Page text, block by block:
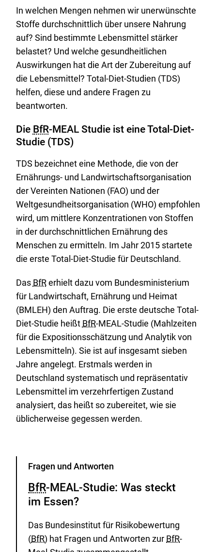
In welchen Mengen nehmen wir unerwünschte
Stoffe durchschnittlich über unsere Nahrung
auf? Sind bestimmte Lebensmittel stärker
belastet? Und welche gesundheitlichen
Auswirkungen hat die Art der Zubereitung auf
die Lebensmittel? Total-Diet-Studien (TDS)
helfen, diese und andere Fragen zu
beantworten.
Die BfR-MEAL Studie ist eine Total-Diet-
Studie (TDS)
TDS bezeichnet eine Methode, die von der
Ernährungs- und Landwirtschaftsorganisation
der Vereinten Nationen (FAO) und der
Weltgesundheitsorganisation (WHO) empfohlen
wird, um mittlere Konzentrationen von Stoffen
in der durchschnittlichen Ernährung des
Menschen zu ermitteln. Im Jahr 2015 startete
die erste Total-Diet-Studie für Deutschland.
Das BfRerhielt dazu vom Bundesministerium
für Landwirtschaft, Ernährung und Heimat
(BMLEH) den Auftrag. Die erste deutsche Total-
Diet-Studie heißt BfR-MEAL-Studie (Mahlzeiten
für die Expositionsschätzung und Analytik von
Lebensmitteln). Sie ist auf insgesamt sieben
Jahre angelegt. Erstmals werden in
Deutschland systematisch und repräsentativ
Lebensmittel im verzehrfertigen Zustand
analysiert, das heißt so zubereitet, wie sie
üblicherweise gegessen werden.
Kategorie
Fragen und Antworten
BfR-MEAL-Studie: Was steckt
im Essen?
Das Bundesinstitut für Risikobewertung
(BfR) hat Fragen und Antworten zur BfR-